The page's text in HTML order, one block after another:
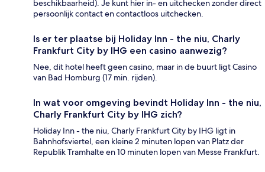
beschikbaarheid). Je kunt hier in- en uitchecken zonder direct
persoonlijk contact en contactloos uitchecken.
Is er ter plaatse bij Holiday Inn - the niu, Charly
Frankfurt City by IHG een casino aanwezig?
Nee, dit hotel heeft geen casino, maar in de buurt ligt Casino
van Bad Homburg (17 min. rijden).
In wat voor omgeving bevindt Holiday Inn - the niu,
Charly Frankfurt City by IHG zich?
Holiday Inn - the niu, Charly Frankfurt City by IHG ligt in
Bahnhofsviertel, een kleine 2 minuten lopen van Platz der
Republik Tramhalte en 10 minuten lopen van Messe Frankfurt.